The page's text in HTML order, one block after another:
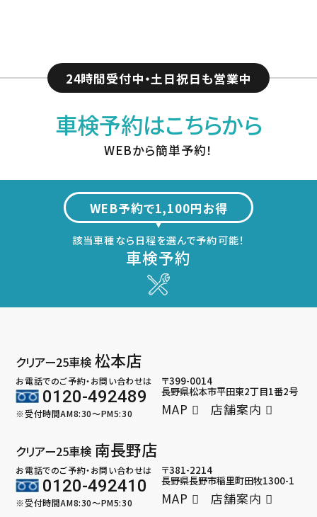
24時間受付中・土日祝日も営業中
車検予約はこちらから
WEBから簡単予約！
WEB予約で1,100円お得
該当車種なら日程を選んで予約可能！
車検予約
クリアー25車検 松本店
お電話でのご予約・お問い合わせは
0120-492489
※受付時間AM8:30～PM5:30
〒399-0014
長野県松本市平田東2丁目1番2号
MAP 店舗案内
クリアー25車検 南長野店
お電話でのご予約・お問い合わせは
0120-492410
※受付時間AM8:30～PM5:30
〒381-2214
長野県長野市稲里町田牧1300-1
MAP 店舗案内